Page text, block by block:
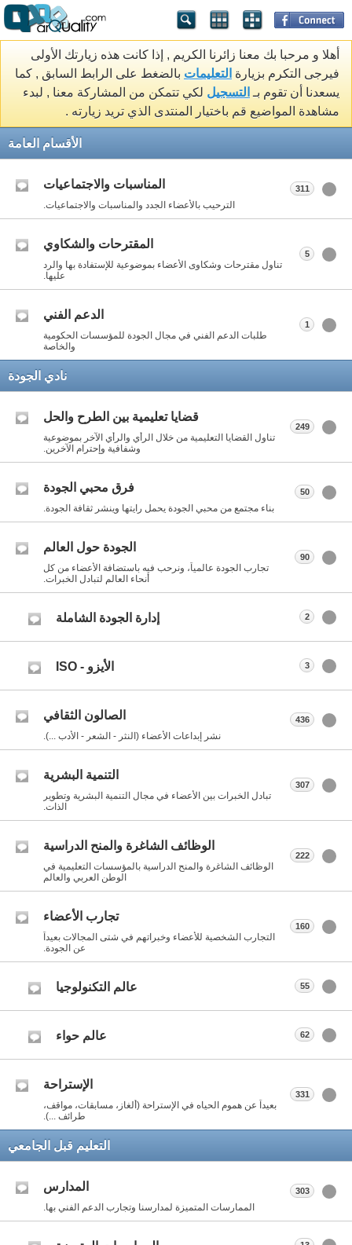
أهلا و مرحبا بك معنا زائرنا الكريم , إذا كانت هذه زيارتك الأولى
فيرجى التكرم بزيارة التعليمات بالضغط على الرابط السابق , كما
يسعدنا أن تقوم بـ التسجيل لكي تتمكن من المشاركة معنا , لبدء
مشاهدة المواضيع قم باختيار المنتدى الذي تريد زيارته .
الأقسام العامة
المناسبات والاجتماعيات
الترحيب بالأعضاء الجدد والمناسبات والاجتماعيات.
311
المقترحات والشكاوي
تناول مقترحات وشكاوى الأعضاء بموضوعية للإستفادة بها والرد
عليها.
5
الدعم الفني
طلبات الدعم الفني في مجال الجودة للمؤسسات الحكومية
والخاصة
1
نادي الجودة
قضايا تعليمية بين الطرح والحل
تناول القضايا التعليمية من خلال الرأي والرأي الآخر بموضوعية
وشفافية وإحترام الآخرين.
249
فرق محبي الجودة
بناء مجتمع من محبي الجودة يحمل رايتها وينشر ثقافة الجودة.
50
الجودة حول العالم
تجارب الجودة عالمياً، ونرحب فيه باستضافة الأعضاء من كل
أنحاء العالم لتبادل الخبرات.
90
إدارة الجودة الشاملة 2
الأيزو - ISO 3
الصالون الثقافي
نشر إبداعات الأعضاء (النثر - الشعر - الأدب ...).
436
التنمية البشرية
تبادل الخبرات بين الأعضاء في مجال التنمية البشرية وتطوير
الذات.
307
الوظائف الشاغرة والمنح الدراسية
الوظائف الشاغرة والمنح الدراسية بالمؤسسات التعليمية في
الوطن العربي والعالم
222
تجارب الأعضاء
التجارب الشخصية للأعضاء وخبراتهم في شتى المجالات بعيداً
عن الجودة.
160
عالم التكنولوجيا 55
عالم حواء 62
الإستراحة
بعيداً عن هموم الحياه في الإستراحة (ألغاز، مسابقات، مواقف،
طرائف ...).
331
التعليم قبل الجامعي
المدارس
الممارسات المتميزة لمدارسنا وتجارب الدعم الفني بها.
303